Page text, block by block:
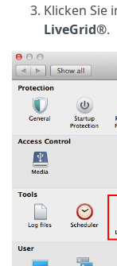
Klicken Sie
LiveGrid®.